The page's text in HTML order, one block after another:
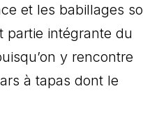
et les babillages
partie intégrante du
y rencontre
à tapas dont le